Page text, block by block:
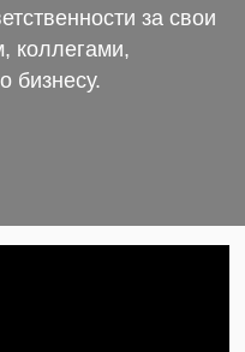
за свои
коллегами,
бизнесу.